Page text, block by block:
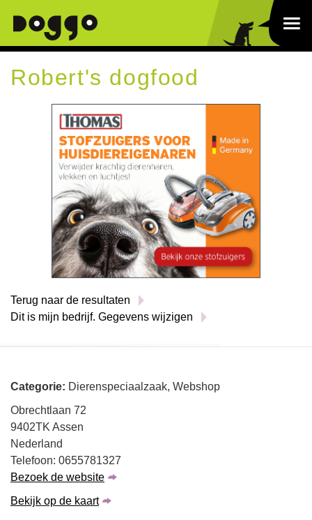
Robert's dogfood
Terug naar de resultaten
Dit is mijn bedrijf. Gegevens wijzigen
Categorie: Dierenspeciaalzaak, Webshop
Obrechtlaan 72
9402TK Assen
Nederland
Telefoon: 0655781327
Bezoek de website
Bekijk op de kaart